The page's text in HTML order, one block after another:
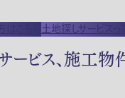
こちら 土地探しサービスって
ービス、施工